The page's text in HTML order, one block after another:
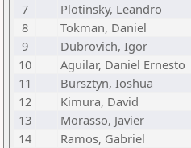
7
Plotinsky, Leandro
8
Tokman, Daniel
9
Dubrovich, Igor
10
Aguilar, Daniel Ernesto
11
Bursztyn, Ioshua
12
Kimura, David
13
Morasso, Javier
14
Ramos, Gabriel